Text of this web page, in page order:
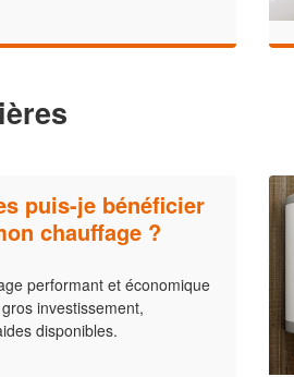
puis-je bénéficier
chauffage ?
performant et économique
investissement,
disponibles.